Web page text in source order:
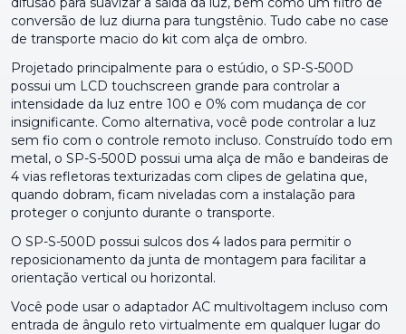
conversão de luz diurna para tungstênio. Tudo cabe no case
de transporte macio do kit com alça de ombro.
Projetado principalmente para o estúdio, o SP-S-500D
possui um LCD touchscreen grande para controlar a
intensidade da luz entre 100 e 0% com mudança de cor
insignificante. Como alternativa, você pode controlar a luz
sem fio com o controle remoto incluso. Construído todo em
metal, o SP-S-500D possui uma alça de mão e bandeiras de
4 vias refletoras texturizadas com clipes de gelatina que,
quando dobram, ficam niveladas com a instalação para
proteger o conjunto durante o transporte.
O SP-S-500D possui sulcos dos 4 lados para permitir o
reposicionamento da junta de montagem para facilitar a
orientação vertical ou horizontal.
Você pode usar o adaptador AC multivoltagem incluso com
entrada de ângulo reto virtualmente em qualquer lugar do